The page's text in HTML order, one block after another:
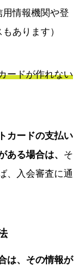
情報機関や登
あります）
ードが作れない
カードの支払い
ある場合は、 そ
、入会審査に通
は、その情報が